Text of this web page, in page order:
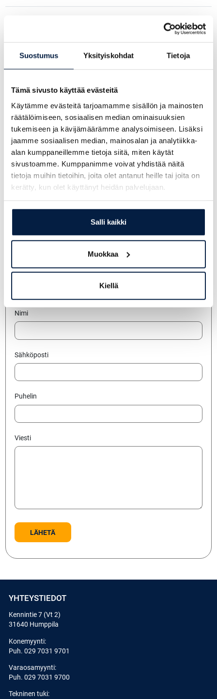
Suostumus Yksityiskohdat Tietoja
Tämä sivusto käyttää evästeitä
Käytämme evästeitä tarjoamamme sisällön ja mainosten
räätälöimiseen, sosiaalisen median ominaisuuksien
tukemiseen ja kävijämäärämme analysoimiseen. Lisäksi
jaamme sosiaalisen median, mainosalan ja analytiikka-
alan kumppaneillemme tietoja siitä, miten käytät
sivustoamme. Kumppanimme voivat yhdistää näitä
tietoja muihin tietoihin, joita olet antanut heille tai joita on
kerätty, kun olet käyttänyt heidän palvelujaan.
Salli kaikki
Muokkaa
Kiellä
Kysy lisää myyjiltämme:
+358 20 770 5811
Antti Alatalo
+358 207 705 822
antti.alatalo@simeri.fi
Siiri Koivula
+358 44 977 4929
siiri.koivula@simeri.fi
Jukka Koskinen
+358 207705801
jukka@simeri.fi
Jätä yhteydenottopyyntö
Yritys
Nimi
Sähköposti
Puhelin
Viesti
YHTEYSTIEDOT
Kennintie 7 (Vt 2)
31640 Humppila
Konemyynti:
Puh. 029 7031 9701
Varaosamyynti:
Puh. 029 7031 9700
Tekninen tuki: